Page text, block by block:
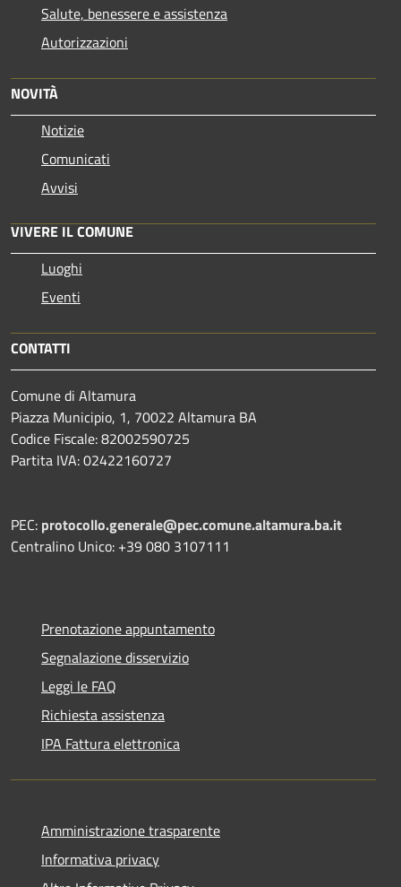
Salute, benessere e assistenza
Autorizzazioni
NOVITÀ
Notizie
Comunicati
Avvisi
VIVERE IL COMUNE
Luoghi
Eventi
CONTATTI
Comune di Altamura
Piazza Municipio, 1, 70022 Altamura BA
Codice Fiscale: 82002590725
Partita IVA: 02422160727
PEC: protocollo.generale@pec.comune.altamura.ba.it
Centralino Unico: +39 080 3107111
Prenotazione appuntamento
Segnalazione disservizio
Leggi le FAQ
Richiesta assistenza
IPA Fattura elettronica
Amministrazione trasparente
Informativa privacy